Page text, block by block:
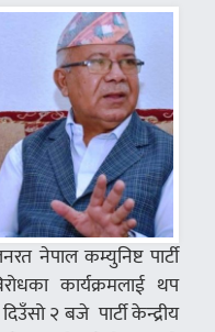
नेपाल कम्युनिष्ट पार्टी
कार्यक्रमलाई थप
२ बजे पार्टी केन्द्रीय